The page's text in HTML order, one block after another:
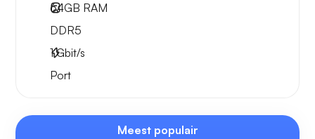
64GB RAM
DDR5
1Gbit/s
Port
Meest populair